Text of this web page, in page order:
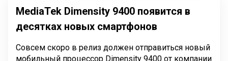
MediaTek Dimensity 9400 появится в
десятках новых смартфонов
Совсем скоро в релиз должен отправиться новый
мобильный процессор Dimensity 9400 от компании